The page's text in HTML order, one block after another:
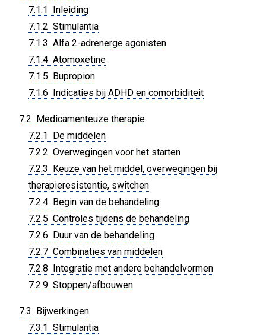
7.1.1 Inleiding
7.1.2 Stimulantia
7.1.3 Alfa 2-adrenerge agonisten
7.1.4 Atomoxetine
7.1.5 Bupropion
7.1.6 Indicaties bij ADHD en comorbiditeit
7.2 Medicamenteuze therapie
7.2.1 De middelen
7.2.2 Overwegingen voor het starten
7.2.3 Keuze van het middel, overwegingen bij
therapieresistentie, switchen
7.2.4 Begin van de behandeling
7.2.5 Controles tijdens de behandeling
7.2.6 Duur van de behandeling
7.2.7 Combinaties van middelen
7.2.8 Integratie met andere behandelvormen
7.2.9 Stoppen/afbouwen
7.3 Bijwerkingen
7.3.1 Stimulantia